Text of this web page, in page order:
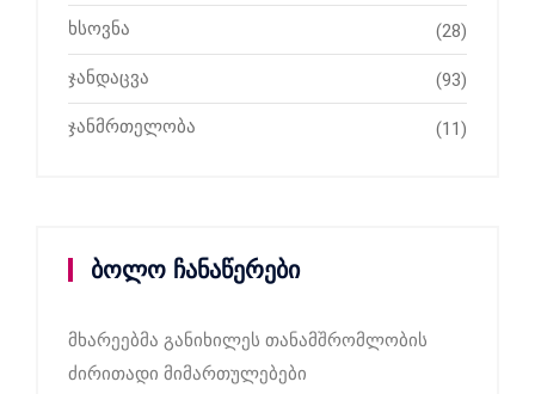
ხსოვნა (28)
ჯანდაცვა (93)
ჯანმრთელობა (11)
ბოლო ჩანაწერები
მხარეებმა განიხილეს თანამშრომლობის
ძირითადი მიმართულებები